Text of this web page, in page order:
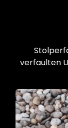
verfaulten